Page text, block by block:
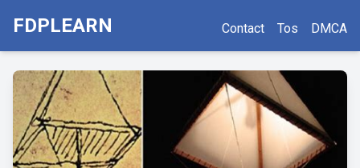
FDPLEARN Contact Tos DMCA